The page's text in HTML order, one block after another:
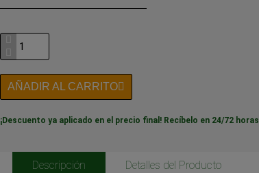
AÑADIR AL CARRITO
¡Descuento ya aplicado en el precio final! Recíbelo en 24/72 horas
Descripción Detalles del Producto